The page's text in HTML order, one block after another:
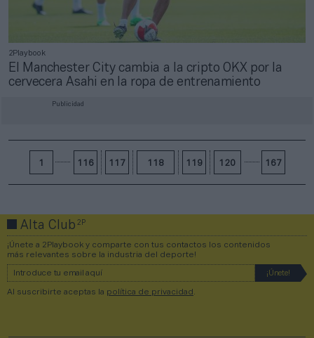
Publicidad
2Playbook
El Manchester City cambia a la cripto OKX por la
cervecera Asahi en la ropa de entrenamiento
1 116 117 118 119 120 167
Alta Club2P
¡Únete a 2Playbook y comparte con tus contactos los contenidos
más relevantes sobre la industria del deporte!
Al suscribirte aceptas la política de privacidad